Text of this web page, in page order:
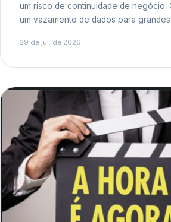
um risco de continuidade de negócio. O custo médio de
um vazamento de dados para
reputacional e o risco regulatório
29 de jul. de 2026